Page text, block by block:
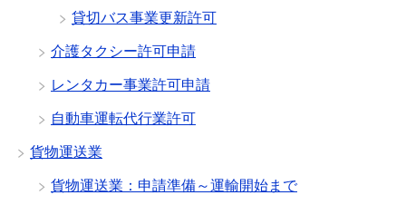
貸切バス事業更新許可
介護タクシー許可申請
レンタカー事業許可申請
自動車運転代行業許可
貨物運送業
貨物運送業：申請準備～運輸開始まで